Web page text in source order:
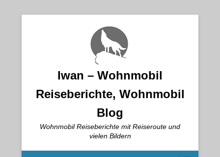
Iwan – Wohnmobil
Reiseberichte, Wohnmobil
Blog
Wohnmobil Reiseberichte mit Reiseroute und
vielen Bildern